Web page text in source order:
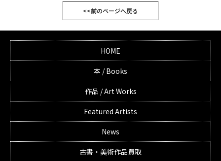
<<前のページへ戻る
HOME
本 / Books
作品 / Art Works
Featured Artists
News
古書・美術作品買取